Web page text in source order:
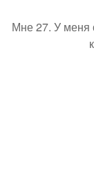
Мне 27. У меня